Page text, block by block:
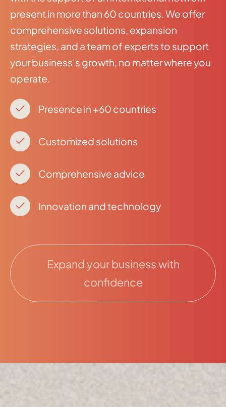
present in more than 60 countries. We offer
comprehensive solutions, expansion
strategies, and a team of experts to support
your business's growth, no matter where you
operate.
Presence in +60 countries
Customized solutions
Comprehensive advice
Innovation and technology
Expand your business with
confidence